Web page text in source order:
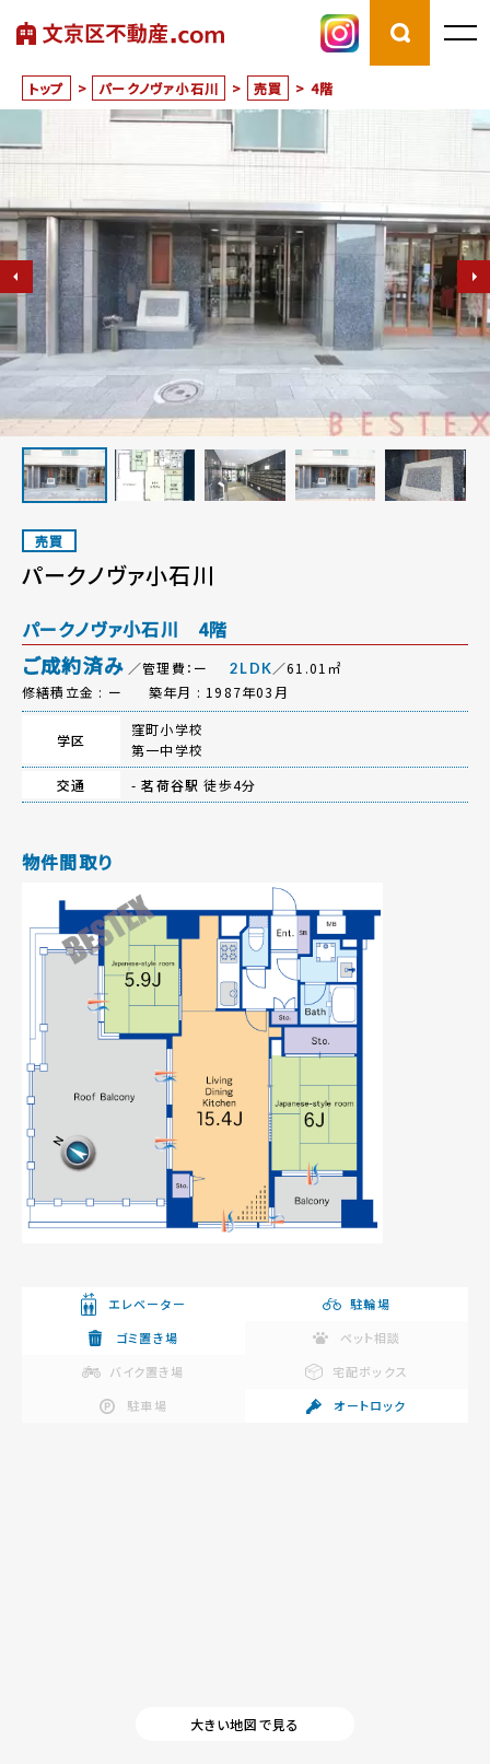
トップ > パークノヴァ小石川 > 売買 > 4階
売買
パークノヴァ小石川
パークノヴァ小石川 4階
ご成約済み ／管理費：ー 2LDK／61.01㎡
修繕積立金 : ー
築年月 : 1987年03月
学区
窪町小学校
第一中学校
交通
-茗荷谷駅 徒歩4分
物件間取り
エレベーター
駐輪場
ゴミ置き場
ペット相談
バイク置き場
宅配ボックス
駐車場
オートロック
大きい地図で見る